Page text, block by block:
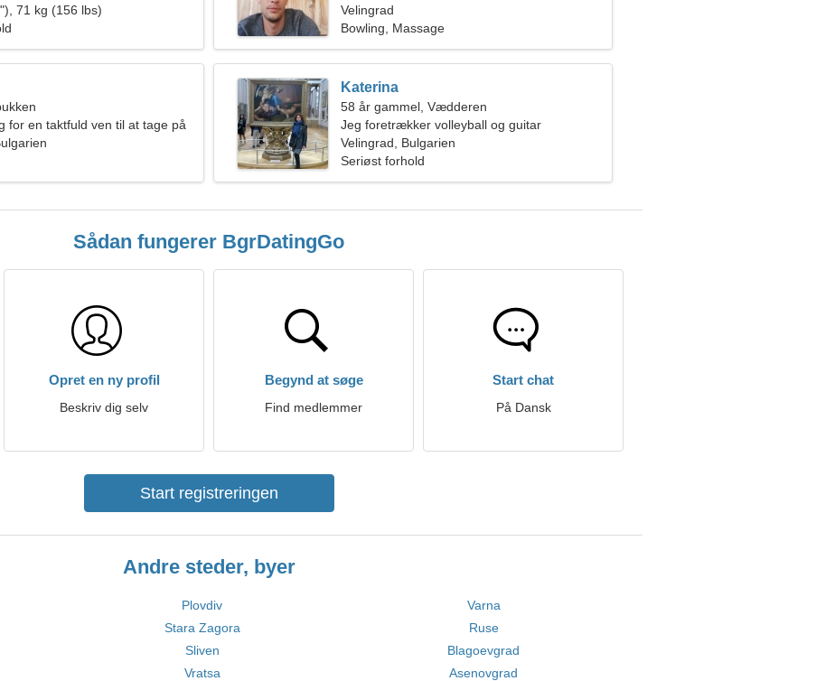
71 kg (156 lbs)
Velingrad
Bowling, Massage
for en taktfuld ven til at tage på
Katerina
58 år gammel, Vædderen
Jeg foretrækker volleyball og guitar
Velingrad, Bulgarien
Seriøst forhold
Sådan fungerer BgrDatingGo
Opret en ny profil
Beskriv dig selv
Begynd at søge
Find medlemmer
Start chat
På Dansk
Start registreringen
Andre steder, byer
Plovdiv
Varna
Stara Zagora
Ruse
Sliven
Blagoevgrad
Vratsa Asenovgrad